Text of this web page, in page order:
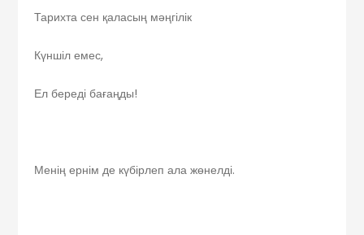
Тарихта сен қаласың мәңгілік
Күншіл емес,
Ел береді бағаңды!
Менің ернім де күбірлеп ала жөнелді.